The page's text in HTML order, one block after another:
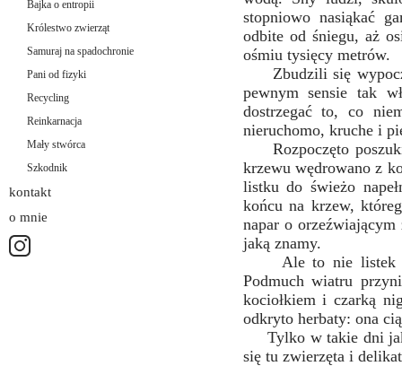
Bajka o entropii
Królestwo zwierząt
Samuraj na spadochronie
Pani od fizyki
Recycling
Reinkarnacja
Mały stwórca
Szkodnik
kontakt
o mnie
stopniowo nasiąkać
odbite od śniegu, aż
ośmiu tysięcy metrów.
Zbudzili się
pewnym sensie tak
dostrzegać to, co
nieruchomo, kruche i
Rozpoczęto
krzewu wędrowano z
listku do świeżo
końcu na krzew,
napar o orzeźwiającym
jaką znamy.
Ale to nie listek z
Podmuch wiatru
kociołkiem i czarką
odkryto herbaty: ona
Tylko w takie dni jak
się tu zwierzęta i